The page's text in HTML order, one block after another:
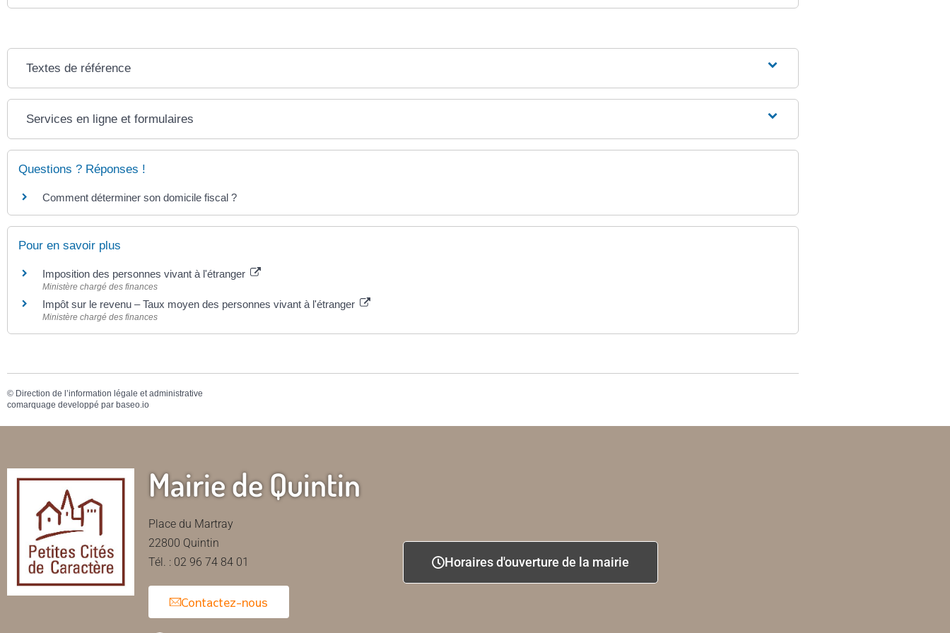
Textes de référence
Services en ligne et formulaires
Questions ? Réponses !
Comment déterminer son domicile fiscal ?
Pour en savoir plus
Imposition des personnes vivant à l'étranger
Ministère chargé des finances
Impôt sur le revenu – Taux moyen des personnes vivant à l'étranger
Ministère chargé des finances
© Direction de l’information légale et administrative
comarquage developpé par baseo.io
Mairie de Quintin
Place du Martray
22800 Quintin
Tél. : 02 96 74 84 01
Contactez-nous
Horaires d'ouverture de la mairie